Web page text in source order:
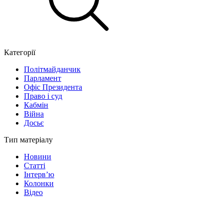
Категорії
Політмайданчик
Парламент
Офіс Президента
Право і суд
Кабмін
Війна
Досьє
Тип матеріалу
Новини
Статті
Інтерв’ю
Колонки
Відео